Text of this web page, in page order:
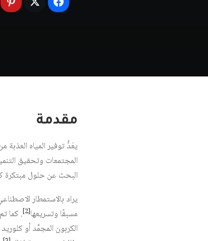
مقدمة
يعَدُّ توفير المياه العذبة
المجتمعات وتحقيق
البحث عن حلول مبتكرة
يراد بالاستمطار
مسبقًا وتسريعها[2] . كما
الكربون المجمَّد أو